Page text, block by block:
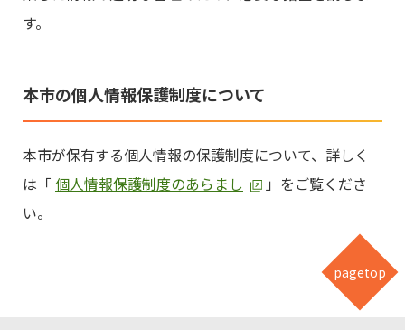
す。
本市の個人情報保護制度について
本市が保有する個人情報の保護制度について、詳しく
は「 個人情報保護制度のあらまし
」をご覧くださ
い。
pagetop